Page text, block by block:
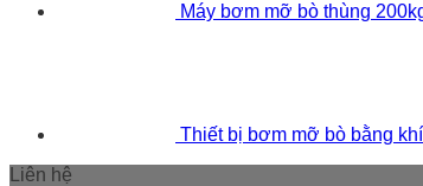
Máy bơm mỡ bò thùng
Thiết bị bơm mỡ bò bằng
Liên hệ